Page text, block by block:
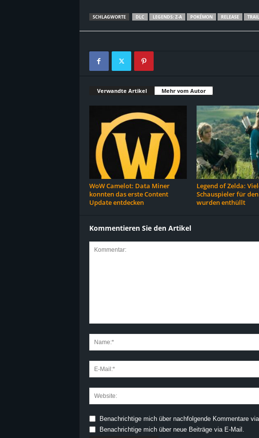
SCHLAGWORTE DLC LEGENDS: Z-A POKÉMON RELEASE
Verwandte Artikel Mehr vom Autor
WoW Camelot: Data Miner
konnten das erste Content
Update entdecken
Legend of Zelda:
Schauspieler für
wurden enthüllt
Kommentieren Sie den Artikel
Benachrichtige mich über nachfolgende Kommentare
Benachrichtige mich über neue Beiträge via E-Mail.